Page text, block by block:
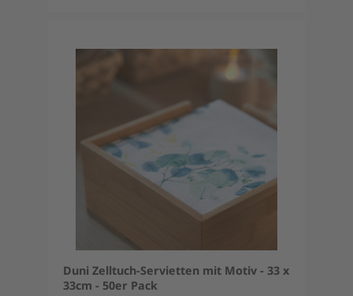
Duni Zelltuch-Servietten mit Motiv - 33 x
33cm - 50er Pack